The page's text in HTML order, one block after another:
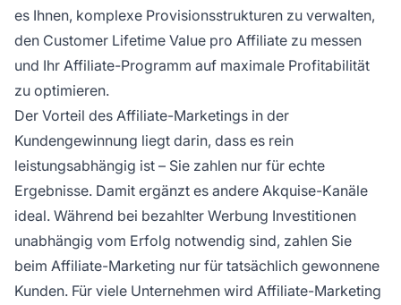
es Ihnen, komplexe Provisionsstrukturen zu verwalten,
den Customer Lifetime Value pro Affiliate zu messen
und Ihr Affiliate-Programm auf maximale Profitabilität
zu optimieren.
Der Vorteil des Affiliate-Marketings in der
Kundengewinnung liegt darin, dass es rein
leistungsabhängig ist – Sie zahlen nur für echte
Ergebnisse. Damit ergänzt es andere Akquise-Kanäle
ideal. Während bei bezahlter Werbung Investitionen
unabhängig vom Erfolg notwendig sind, zahlen Sie
beim Affiliate-Marketing nur für tatsächlich gewonnene
Kunden. Für viele Unternehmen wird Affiliate-Marketing